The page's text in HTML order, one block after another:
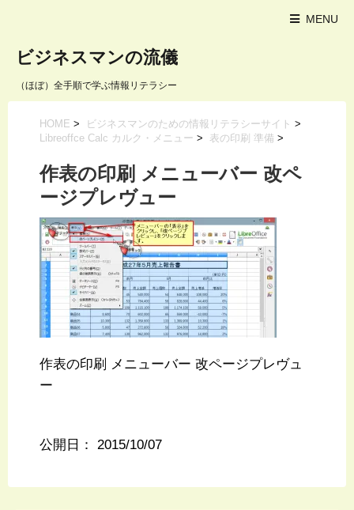
MENU
ビジネスマンの流儀
（ほぼ）全手順で学ぶ情報リテラシー
HOME > ビジネスマンのための情報リテラシーサイト >
Libreoffce Calc カルク・メニュー > 表の印刷 準備 >
作表の印刷 メニューバー 改ペ
ージプレヴュー
作表の印刷 メニューバー 改ページプレヴュ
ー
公開日： 2015/10/07